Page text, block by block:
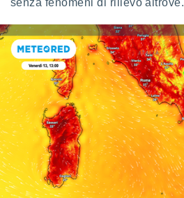
installati
per
nel
il
o
o
potrai
senza fenomeni di rilievo altrove.